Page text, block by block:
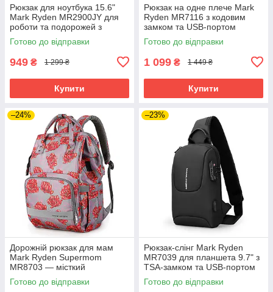
Рюкзак для ноутбука 15.6"
Mark Ryden MR2900JY для
роботи та подорожей з
захистом від води (Чорний)
Готово до відправки
949 ₴ 1 299 ₴
Купити
Рюкзак на одне плече Mark
Ryden MR7116 з кодовим
замком та USB-портом
(Чорний)
Готово до відправки
1 099 ₴ 1 449 ₴
Купити
–24%
Дорожній рюкзак для мам
Mark Ryden Supermom
MR8703 — місткий
органайзер для подорожей з
дитиною (Червоний)
Готово до відправки
–23%
Рюкзак-слінг Mark Ryden
MR7039 для планшета 9.7" з
TSA-замком та USB-портом
(Чорний)
Готово до відправки